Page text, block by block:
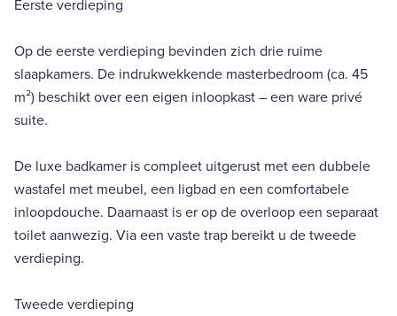
Eerste verdieping
Op de eerste verdieping bevinden zich drie ruime
slaapkamers. De indrukwekkende masterbedroom (ca. 45
m²) beschikt over een eigen inloopkast – een ware privé
suite.
De luxe badkamer is compleet uitgerust met een dubbele
wastafel met meubel, een ligbad en een comfortabele
inloopdouche. Daarnaast is er op de overloop een separaat
toilet aanwezig. Via een vaste trap bereikt u de tweede
verdieping.
Tweede verdieping